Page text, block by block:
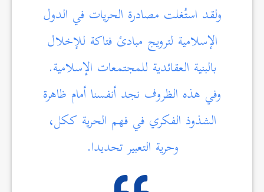
ولقد استُغلت مصادرة الحريات في الدول
الإسلامية لترويج مبادئ فتاكة للإخلال
بالبنية العقائدية للمجتمعات الإسلامية.
وفي هذه الظروف نجد أنفسنا أمام ظاهرة
الشذوذ الفكري في فهم الحرية ككل،
وحرية التعبير تحديدا.